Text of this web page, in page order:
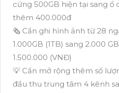
cứng 500GB hiện tại sang ổ
thêm 400.000đ
🗞 Cần ghi hình ảnh từ 28
1.000GB (1TB) sang 2.000
1.500.000 (VNĐ)
💡 Cần mở rộng thêm số
đầu thu trung tâm 4 kênh